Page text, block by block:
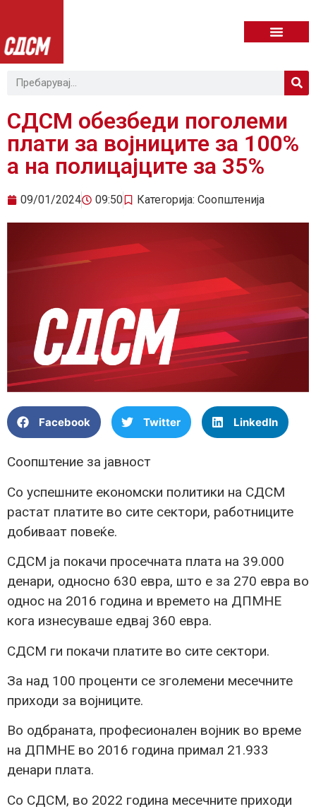
СДСМ обезбеди поголеми
плати за војниците за 100%
а на полицајците за 35%
09/01/2024 09:50 Категорија: Соопштенија
Facebook Twitter LinkedIn
Соопштение за јавност
Со успешните економски политики на СДСМ
растат платите во сите сектори, работниците
добиваат повеќе.
СДСМ ја покачи просечната плата на 39.000
денари, односно 630 евра, што е за 270 евра во
однос на 2016 година и времето на ДПМНЕ
кога изнесуваше едвај 360 евра.
СДСМ ги покачи платите во сите сектори.
За над 100 проценти се зголемени месечните
приходи за војниците.
Во одбраната, професионален војник во време
на ДПМНЕ во 2016 година примал 21.933
денари плата.
Со СДСМ, во 2022 година месечните приходи